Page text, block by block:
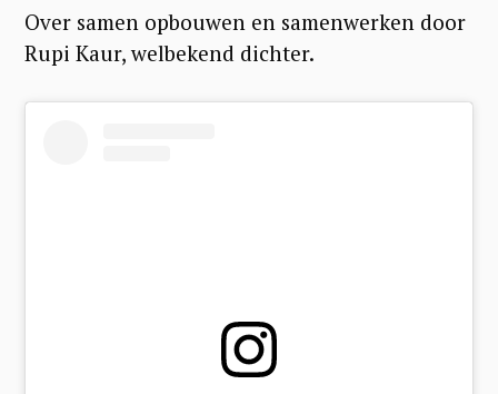
Over samen opbouwen en samenwerken door
Rupi Kaur, welbekend dichter.